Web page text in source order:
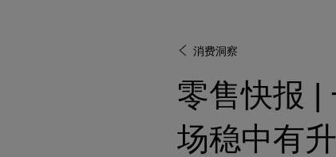
消费洞察
零售快报 |
场稳中有